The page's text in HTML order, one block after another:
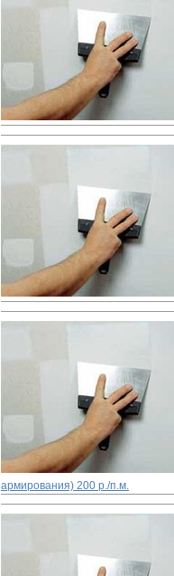
армирования) 200 р./п.м.